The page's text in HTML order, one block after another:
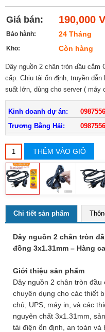
Giá bán: 190,000
Bảo hành: 24 Tháng
Kho: Còn hàng
Dây nguồn 2 chân tròn đầu cắm
cấp. Chịu tải ổn định, truyền
suất lớn, dùng cho server ( máy
Kinh doanh dự án:
Trương Bằng Hải:
THÊM VÀO GIỎ
Chi tiết sản phẩm
Dây nguồn 2 chân tròn
đồng 3x1.31mm – Hàng
Giới thiệu sản phẩm
Dây nguồn 2 chân tròn
chuyên dụng cho các thiết
chủ, UPS, máy in, và các
nguyên chất 3x1.31mm,
tải điện ổn định, an toàn và